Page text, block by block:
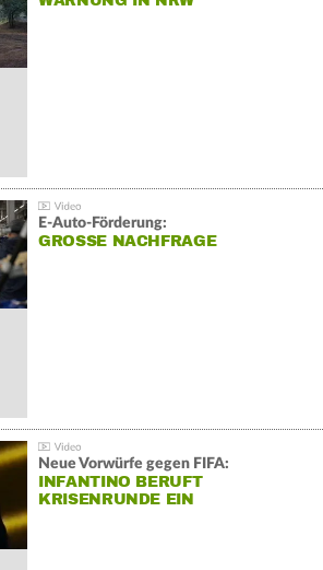
E-Auto-Förderung:
GROSSE NACHFRAGE
Neue Vorwürfe gegen FIFA:
INFANTINO BERUFT
KRISENRUNDE EIN